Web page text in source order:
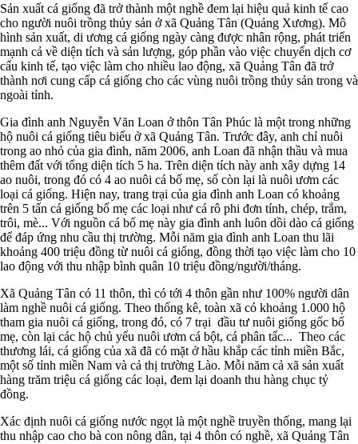
Sản xuất cá giống đã trở thành một nghề đem lại hiệu quả kinh tế cao
cho người nuôi trồng thủy sản ở xã Quảng Tân (Quảng Xương). Mô
hình sản xuất, di ương cá giống ngày càng được nhân rộng, phát triển
mạnh cả về diện tích và sản lượng, góp phần vào việc chuyển dịch cơ
cấu kinh tế, tạo việc làm cho nhiều lao động, xã Quảng Tân đã trở
thành nơi cung cấp cá giống cho các vùng nuôi trồng thủy sản trong và
ngoài tỉnh.
Gia đình anh Nguyễn Văn Loan ở thôn Tân Phúc là một trong những
hộ nuôi cá giống tiêu biểu ở xã Quảng Tân. Trước đây, anh chỉ nuôi
trong ao nhỏ của gia đình, năm 2006, anh Loan đã nhận thầu và mua
thêm đất với tổng diện tích 5 ha. Trên diện tích này anh xây dựng 14
ao nuôi, trong đó có 4 ao nuôi cá bố mẹ, số còn lại là nuôi ươm các
loại cá giống. Hiện nay, trang trại của gia đình anh Loan có khoảng
trên 5 tấn cá giống bố mẹ các loại như cá rô phi đơn tính, chép, trắm,
trôi, mè... Với nguồn cá bố mẹ này gia đình anh luôn dồi dào cá giống
để đáp ứng nhu cầu thị trường. Mỗi năm gia đình anh Loan thu lãi
khoảng 400 triệu đồng từ nuôi cá giống, đồng thời tạo việc làm cho 10
lao động với thu nhập bình quân 10 triệu đồng/người/tháng.
Xã Quảng Tân có 11 thôn, thì có tới 4 thôn gần như 100% người dân
làm nghề nuôi cá giống. Theo thống kê, toàn xã có khoảng 1.000 hộ
tham gia nuôi cá giống, trong đó, có 7 trại đầu tư nuôi giống gốc bố
mẹ, còn lại các hộ chủ yếu nuôi ươm cá bột, cá phân tấc... Theo các
thương lái, cá giống của xã đã có mặt ở hầu khắp các tỉnh miền Bắc,
một số tỉnh miền Nam và cả thị trường Lào. Mỗi năm cả xã sản xuất
hàng trăm triệu cá giống các loại, đem lại doanh thu hàng chục tỷ
đồng.
Xác định nuôi cá giống nước ngọt là một nghề truyền thống, mang lại
thu nhập cao cho bà con nông dân, tại 4 thôn có nghề, xã Quảng Tân